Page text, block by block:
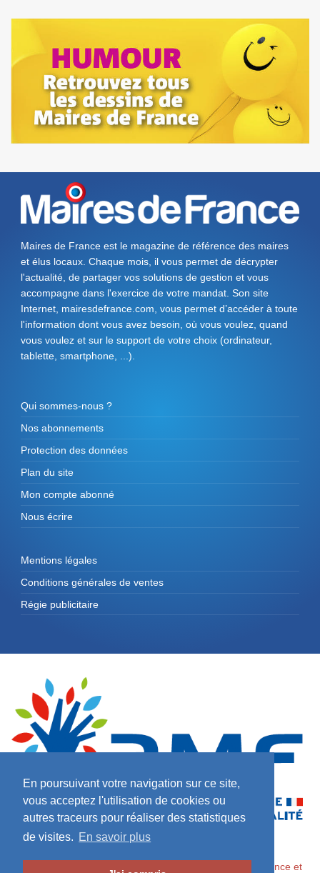
En poursuivant votre navigation sur ce site,
vous acceptez l'utilisation de cookies ou
autres traceurs pour réaliser des statistiques
de visites. En savoir plus
Maires de France est le magazine de référence des maires
et élus locaux. Chaque mois, il vous permet de décrypter
l'actualité, de partager vos solutions de gestion et vous
accompagne dans l'exercice de votre mandat. Son site
Internet, mairesdefrance.com, vous permet d’accéder à toute
l'information dont vous avez besoin, où vous voulez, quand
vous voulez et sur le support de votre choix (ordinateur,
tablette, smartphone, ...).
Qui sommes-nous ?
Nos abonnements
Protection des données
Plan du site
Mon compte abonné
Nous écrire
Mentions légales
Conditions générales de ventes
Régie publicitaire
Maires de France / Association des Maires de France et